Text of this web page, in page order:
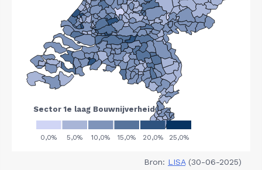
Bron: LISA(30-06-2025)